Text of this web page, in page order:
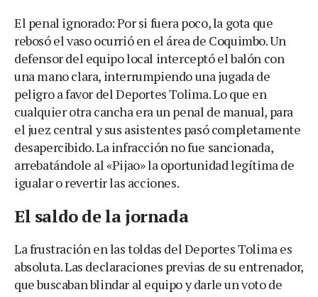
El penal ignorado: Por si fuera poco, la gota que
rebosó el vaso ocurrió en el área de Coquimbo. Un
defensor del equipo local interceptó el balón con
una mano clara, interrumpiendo una jugada de
peligro a favor del Deportes Tolima. Lo que en
cualquier otra cancha era un penal de manual, para
el juez central y sus asistentes pasó completamente
desapercibido. La infracción no fue sancionada,
arrebatándole al «Pijao» la oportunidad legítima de
igualar o revertir las acciones.
El saldo de la jornada
La frustración en las toldas del Deportes Tolima es
absoluta. Las declaraciones previas de su entrenador,
que buscaban blindar al equipo y darle un voto de